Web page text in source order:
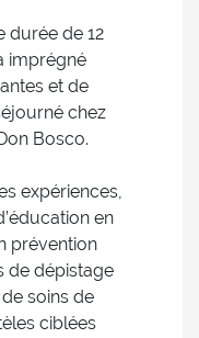
durée de 12
imprégné
et de
chez
Bosco.
expériences,
en
prévention
de dépistage
soins de
ciblées